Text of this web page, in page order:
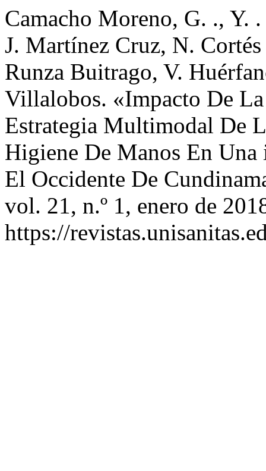
Camacho Moreno, G. ., Y.
J. Martínez Cruz, N.
Runza Buitrago, V.
Villalobos. «Impacto De
Estrategia Multimodal De
Higiene De Manos En
El Occidente De
vol. 21, n.º 1, enero de
https://